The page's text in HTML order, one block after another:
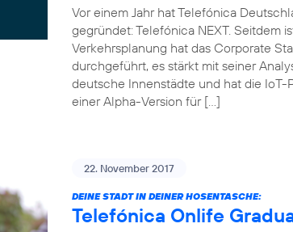
Vor einem Jahr hat Telefónica
gegründet: Telefónica NEXT. Seitdem
Verkehrsplanung hat das Corporate
durchgeführt, es stärkt mit seiner
deutsche Innenstädte und hat die IoT-
einer Alpha-Version für […]
22. November 2017
DEINE STADT IN DEINER HOSENTASCHE:
Telefónica Onlife